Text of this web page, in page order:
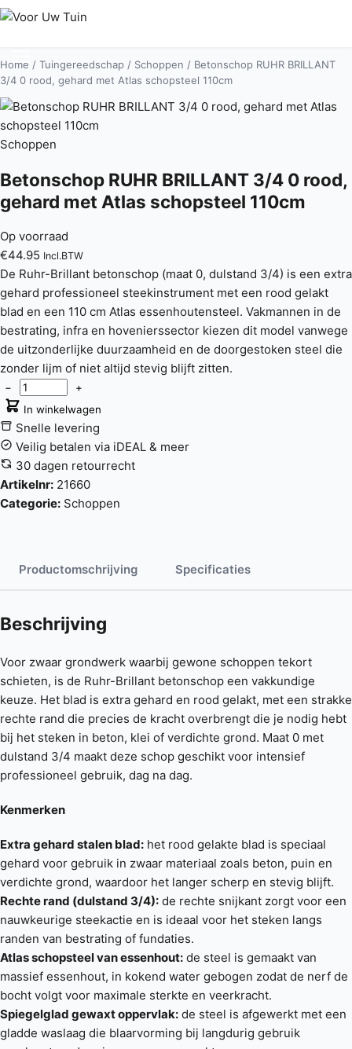
Home / Tuingereedschap / Schoppen / Betonschop RUHR BRILLANT
3/4 0 rood, gehard met Atlas schopsteel 110cm
Schoppen
Betonschop RUHR BRILLANT 3/4 0 rood,
gehard met Atlas schopsteel 110cm
Op voorraad
€44.95 Incl.BTW
De Ruhr-Brillant betonschop (maat 0, dulstand 3/4) is een extra
gehard professioneel steekinstrument met een rood gelakt
blad en een 110 cm Atlas essenhoutensteel. Vakmannen in de
bestrating, infra en hovenierssector kiezen dit model vanwege
de uitzonderlijke duurzaamheid en de doorgestoken steel die
zonder lijm of niet altijd stevig blijft zitten.
−
+
In winkelwagen
Snelle levering
Veilig betalen via iDEAL & meer
30 dagen retourrecht
Artikelnr: 21660
Categorie: Schoppen
Productomschrijving Specificaties
Beschrijving
Voor zwaar grondwerk waarbij gewone schoppen tekort
schieten, is de Ruhr-Brillant betonschop een vakkundige
keuze. Het blad is extra gehard en rood gelakt, met een strakke
rechte rand die precies de kracht overbrengt die je nodig hebt
bij het steken in beton, klei of verdichte grond. Maat 0 met
dulstand 3/4 maakt deze schop geschikt voor intensief
professioneel gebruik, dag na dag.
Kenmerken
Extra gehard stalen blad: het rood gelakte blad is speciaal
gehard voor gebruik in zwaar materiaal zoals beton, puin en
verdichte grond, waardoor het langer scherp en stevig blijft.
Rechte rand (dulstand 3/4): de rechte snijkant zorgt voor een
nauwkeurige steekactie en is ideaal voor het steken langs
randen van bestrating of fundaties.
Atlas schopsteel van essenhout: de steel is gemaakt van
massief essenhout, in kokend water gebogen zodat de nerf de
bocht volgt voor maximale sterkte en veerkracht.
Spiegelglad gewaxt oppervlak: de steel is afgewerkt met een
gladde waslaag die blaarvorming bij langdurig gebruik